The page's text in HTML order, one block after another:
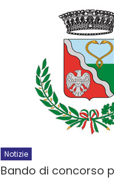
Notizie
Bando di concorso